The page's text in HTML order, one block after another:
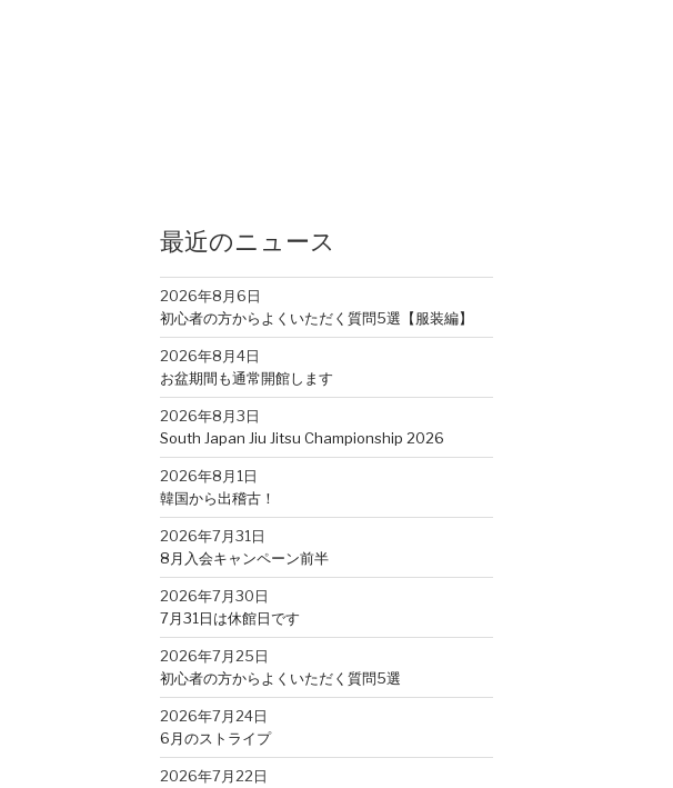
最近のニュース
2026年8月6日
初心者の方からよくいただく質問5選【服装編】
2026年8月4日
お盆期間も通常開館します
2026年8月3日
South Japan Jiu Jitsu Championship 2026
2026年8月1日
韓国から出稽古！
2026年7月31日
8月入会キャンペーン前半
2026年7月30日
7月31日は休館日です
2026年7月25日
初心者の方からよくいただく質問5選
2026年7月24日
6月のストライプ
2026年7月22日